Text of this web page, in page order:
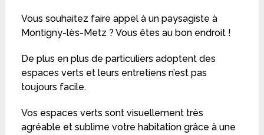
Vous souhaitez faire appel à un paysagiste à
Montigny-lès-Metz ? Vous êtes au bon endroit !
De plus en plus de particuliers adoptent des
espaces verts et leurs entretiens n’est pas
toujours facile.
Vos espaces verts sont visuellement très
agréable et sublime votre habitation grâce à une